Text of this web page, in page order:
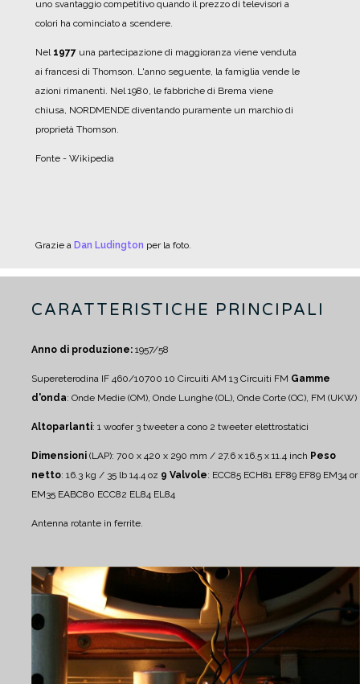
uno svantaggio competitivo quando il prezzo di televisori a
colori ha cominciato a scendere.
Nel 1977 una partecipazione di maggioranza viene venduta
ai francesi di Thomson. L'anno seguente, la famiglia vende le
azioni rimanenti. Nel 1980, le fabbriche di Brema viene
chiusa, NORDMENDE diventando puramente un marchio di
proprietà Thomson.
Fonte - Wikipedia
Grazie a Dan Ludington per la foto.
CARATTERISTICHE PRINCIPALI
Anno di produzione: 1957/58
Supereterodina IF 460/10700 10 Circuiti AM 13 Circuiti FM Gamme
d'onda: Onde Medie (OM), Onde Lunghe (OL), Onde Corte (OC), FM (UKW)
Altoparlanti: 1 woofer3 tweeter a cono 2 tweeter elettrostatici
Dimensioni (LAP): 700 x 420 x 290 mm / 27.6 x 16.5 x 11.4 inch Peso
netto: 16.3 kg / 35 lb 14.4 oz 9 Valvole: ECC85 ECH81 EF89 EF89 EM34 or
EM35 EABC80 ECC82 EL84 EL84
Antenna rotante in ferrite.